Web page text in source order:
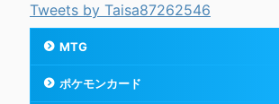
Tweets by Taisa87262546
MTG
ポケモンカード